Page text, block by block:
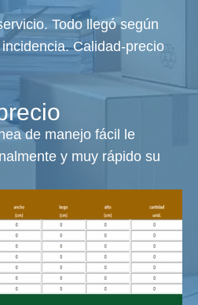
Todo llegó según
Calidad-precio
de manejo fácil le
y muy rápido su